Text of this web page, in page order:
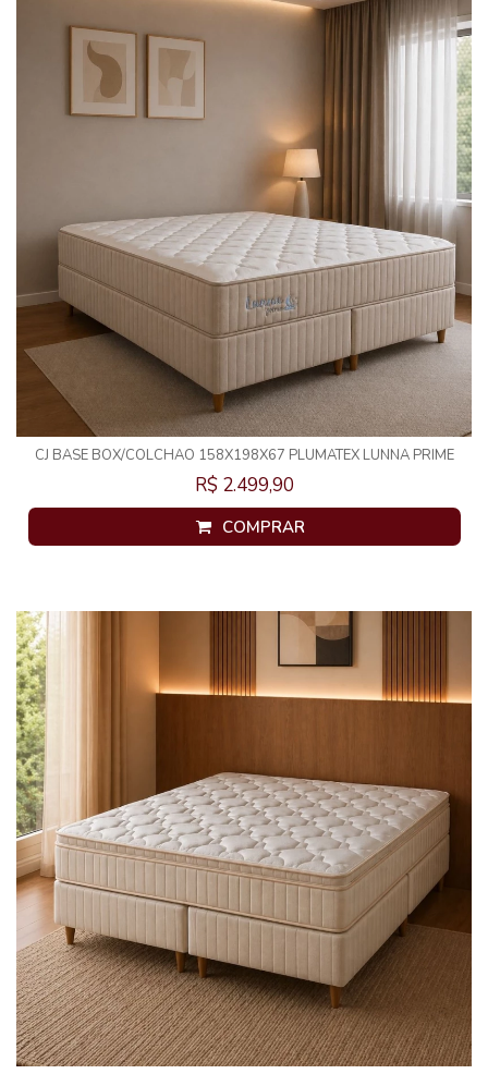
CJ BASE BOX/COLCHAO 158X198X67 PLUMATEX LUNNA PRIME
MOLAS ENSACADAS
R$ 2.499,90
COMPRAR